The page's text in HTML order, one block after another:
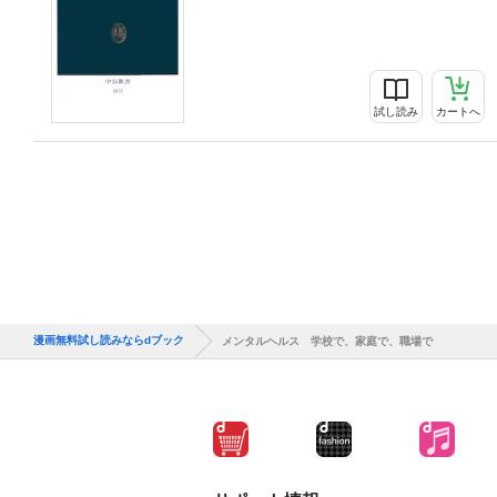
試し読み カートへ
漫画無料試し読みならdブック メンタルヘルス 学校で、家庭で、職場で